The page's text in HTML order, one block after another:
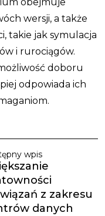
wersji, a także
takie jak symulacja
i rurociągów.
doboru
odpowiada ich
wpis
z zakresu
danych